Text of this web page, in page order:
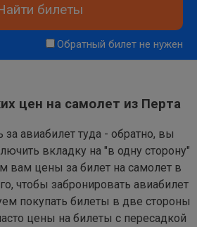
билеты
Обратный билет не нужен
цен на самолет из Перта
за авиабилет туда - обратно, вы
вкладку на "в одну сторону"
вам цены за билет на самолет в
чтобы забронировать авиабилет
покупать билеты в две стороны
цены на билеты с пересадкой